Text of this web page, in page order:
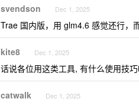
svendson Dec 1, 2025
Trae 国内版，用 glm4.6 感觉还行，
kite8 Dec 1, 2025
话说各位用这类工具, 有什么使用技
catwalk Dec 1, 2025